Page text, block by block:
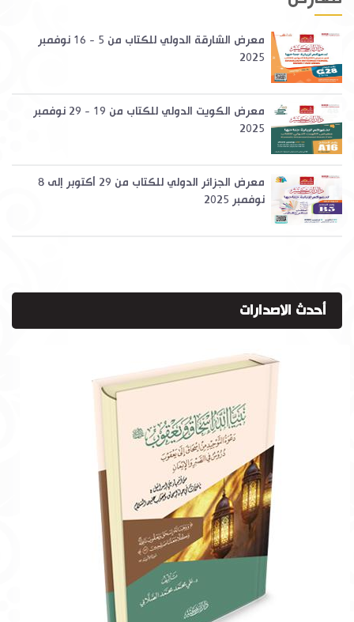
معرض الشارقة الدولي للكتاب من 5 - 16 نوفمبر
2025
معرض الكويت الدولي للكتاب من 19 - 29 نوفمبر
2025
معرض الجزائر الدولي للكتاب من 29 أكتوبر إلى 8
نوفمبر 2025
أحدث الاصدارات